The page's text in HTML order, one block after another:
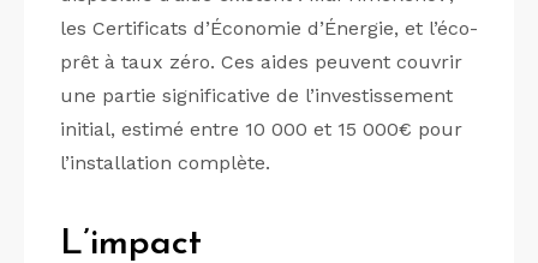
les Certificats d’Économie d’Énergie, et l’éco-
prêt à taux zéro. Ces aides peuvent couvrir
une partie significative de l’investissement
initial, estimé entre 10 000 et 15 000€ pour
l’installation complète.
L’impact